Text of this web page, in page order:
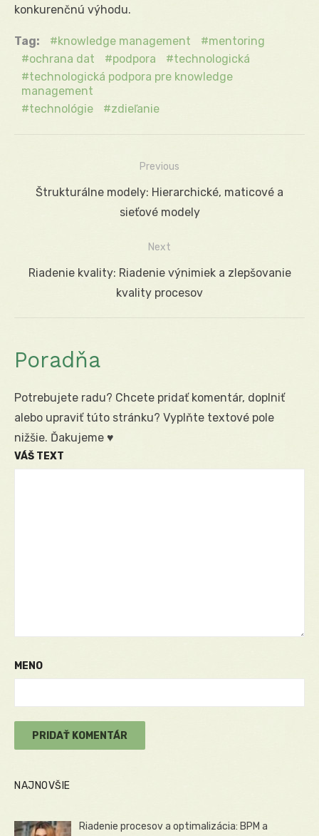
konkurenčnú výhodu.
Tag: knowledge management
mentoring
ochrana dat
podpora
technologická
technologická podpora pre knowledge
management
technológie
zdieľanie
Navigácia
Previous
Previous
Štrukturálne modely: Hierarchické, maticové a
sieťové modely
Next
Next
Riadenie kvality: Riadenie výnimiek a zlepšovanie
kvality procesov
Poradňa
Potrebujete radu? Chcete pridať komentár, doplniť
alebo upraviť túto stránku? Vyplňte textové pole
nižšie. Ďakujeme ♥
VÁŠ TEXT
MENO
NAJNOVŠIE
Riadenie procesov a optimalizácia: BPM a